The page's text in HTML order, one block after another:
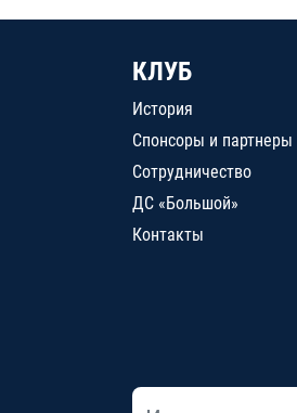
КЛУБ
История
Спонсоры и партнеры
Сотрудничество
ДС «Большой»
Контакты